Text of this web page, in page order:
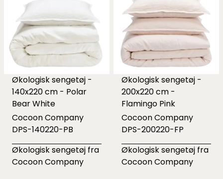
Økologisk sengetøj -
140x220 cm - Polar
Bear White
Cocoon Company
DPS-140220-PB
Økologisk sengetøj fra
Cocoon Company
Økologisk sengetøj -
200x220 cm -
Flamingo Pink
Cocoon Company
DPS-200220-FP
Økologisk sengetøj fra
Cocoon Company